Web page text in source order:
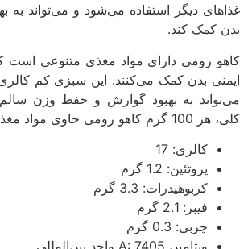
دیگر استفاده می‌شود و می‌تواند به
کمک کند.
رومی دارای مواد مغذی متنوعی است که
بدن کمک می‌کنند. این سبزی کم کالری و
به بهبود گوارش و حفظ وزن سالم
رومی حاوی مواد مغذی زیر است:
کالری: 17
پروتئین: 1.2 گرم
کربوهیدرات: 3.3 گرم
فیبر: 2.1 گرم
چربی: 0.3 گرم